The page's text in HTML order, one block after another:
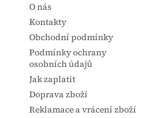
O nás
Kontakty
Obchodní podmínky
Podmínky ochrany
osobních údajů
Jak zaplatit
Doprava zboží
Reklamace a vrácení zboží